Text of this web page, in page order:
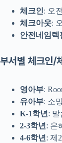
체크인: 오
체크아웃:
안전네임텍
부서별 체크인/
영아부:
유아부: 소
K-1학년 : 말
2-3학년 : 은
4-6학년 : 제